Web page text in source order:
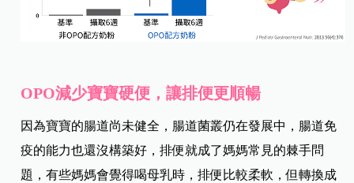
OPO減少寶寶硬便，讓排便更順暢
因為寶寶的腸道尚未健全，腸道菌叢仍在發展中，腸道免
疫的能力也還沒構築好，排便就成了媽媽常見的棘手問
題，有些媽媽會覺得喝母乳時，排便比較柔軟，但轉換成